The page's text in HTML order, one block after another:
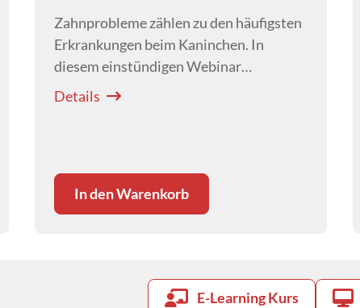
Zahnprobleme zählen zu den häufigsten
Erkrankungen beim Kaninchen. In
diesem einstündigen Webinar
vermittelt
Details
In den Warenkorb
E-Learning Kurs